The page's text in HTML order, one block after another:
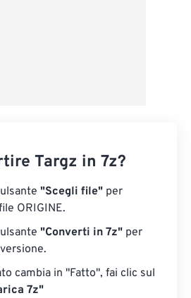
Targz in 7z?
"Scegli file" per
ORIGINE.
"Converti in 7z" per
cambia in "Fatto", fai clic sul
7z"